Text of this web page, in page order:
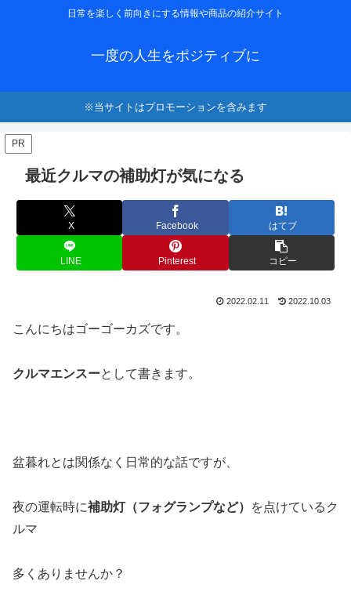
日常を楽しく前向きにする情報や商品の紹介サイト
一度の人生をポジティブに
※当サイトはプロモーションを含みます
PR
最近クルマの補助灯が気になる
X Facebook はてブ
LINE Pinterest コピー
2022.02.11 2022.10.03
こんにちはゴーゴーカズです。
クルマエンスーとして書きます。
盆暮れとは関係なく日常的な話ですが、
夜の運転時に補助灯（フォグランプなど）
を点けているク
ルマ
多くありませんか？